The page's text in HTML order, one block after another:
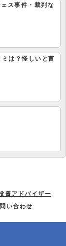
ス事件・裁判な
は？怪しいと言
資アドバイザー
い合わせ